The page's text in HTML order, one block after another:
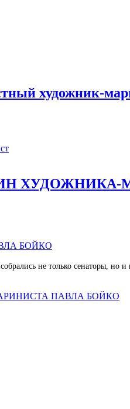
художник-
ХУДОЖНИКА-
не только сенаторы, но и
ПАВЛА БОЙКО